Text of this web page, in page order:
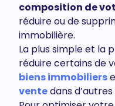
composition de
réduire ou de
immobilière.
La plus simple et la
réduire certains de
biens immobiliers
ventedans